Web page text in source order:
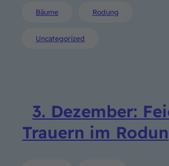
Bäume Rodung
Uncategorized
3. Dezember:
Trauern im